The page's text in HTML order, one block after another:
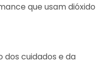
que usam dióxido
cuidados e da